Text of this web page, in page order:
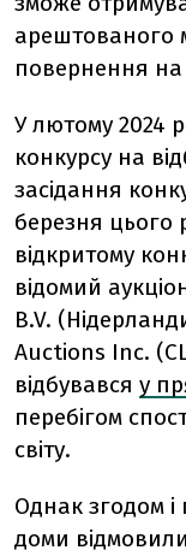
арештованого
повернення на
У лютому 2024
конкурсу на
засідання
березня цього
відкритому
відомий
B.V.
Auctions Inc.
відбувався у
перебігом
світу.
Однак згодом і
доми